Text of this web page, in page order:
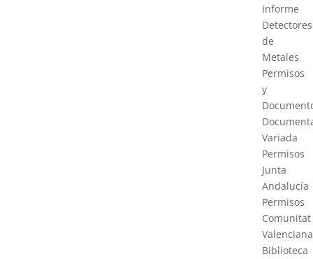
Informe
Detectores
de
Metales
Permisos
y
Variada
Permisos
Junta
Andalucía
Permisos
Comunitat
Valenciana
Biblioteca